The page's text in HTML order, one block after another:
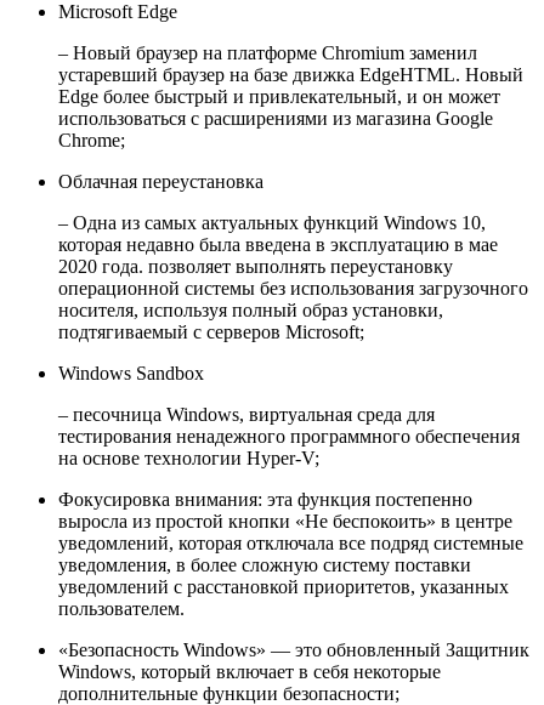
Microsoft Edge
– Новый браузер на платформе Chromium заменил
устаревший браузер на базе движка EdgeHTML. Новый
Edge более быстрый и привлекательный, и он может
использоваться с расширениями из магазина Google
Chrome;
Облачная переустановка
– Одна из самых актуальных функций Windows 10,
которая недавно была введена в эксплуатацию в мае
2020 года. позволяет выполнять переустановку
операционной системы без использования загрузочного
носителя, используя полный образ установки,
подтягиваемый с серверов Microsoft;
Windows Sandbox
– песочница Windows, виртуальная среда для
тестирования ненадежного программного обеспечения
на основе технологии Hyper-V;
Фокусировка внимания: эта функция постепенно
выросла из простой кнопки «Не беспокоить» в центре
уведомлений, которая отключала все подряд системные
уведомления, в более сложную систему поставки
уведомлений с расстановкой приоритетов, указанных
пользователем.
«Безопаcность Windows» — это обновленный Защитник
Windows, который включает в себя некоторые
дополнительные функции безопасности;